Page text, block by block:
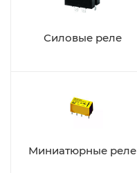
Силовые реле
Миниатюрные реле